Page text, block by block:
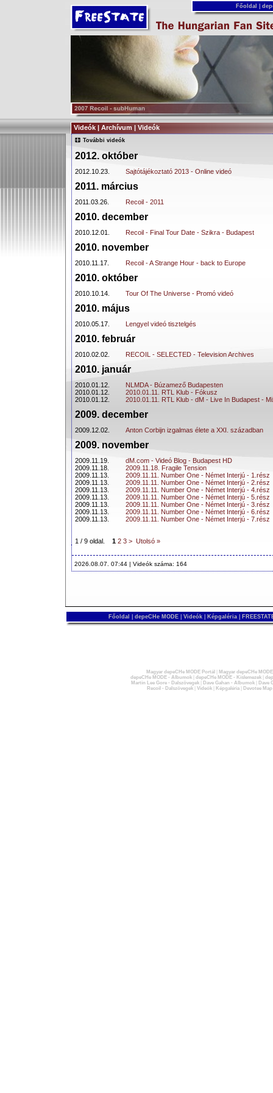
Főoldal
Videók | Archívum | Videók
További videók
2012. október
2012.10.23. Sajtótájékoztató 2013 - Online videó
2011. március
2011.03.26. Recoil - 2011
2010. december
2010.12.01. Recoil - Final Tour Date - Szikra - Budapest
2010. november
2010.11.17. Recoil - A Strange Hour - back to Europe
2010. október
2010.10.14. Tour Of The Universe - Promó videó
2010. május
2010.05.17. Lengyel videó tisztelgés
2010. február
2010.02.02. RECOIL - SELECTED - Television Archives
2010. január
2010.01.12.
NLMDA - Búzamező Budapesten
2010.01.12.
2010.01.11. RTL Klub - Fókusz
2010.01.12.
2010.01.11. RTL Klub - dM - Live In Budapest -
2009. december
2009.12.02. Anton Corbijn izgalmas élete a XXI. században
2009. november
2009.11.19.
dM.com - Videó Blog - Budapest HD
2009.11.18.
2009.11.18. Fragile Tension
2009.11.13.
2009.11.11. Number One - Német Interjú - 1.rész
2009.11.13.
2009.11.11. Number One - Német Interjú - 2.rész
2009.11.13.
2009.11.11. Number One - Német Interjú - 4.rész
2009.11.13.
2009.11.11. Number One - Német Interjú - 5.rész
2009.11.13.
2009.11.11. Number One - Német Interjú - 3.rész
2009.11.13.
2009.11.11. Number One - Német Interjú - 6.rész
2009.11.13.
2009.11.11. Number One - Német Interjú - 7.rész
1 / 9 oldal. 1 2 3 > Utolsó »
2026.08.07. 07:44 | Videók száma: 164
Főoldal depeCHe MODE Videók Képgaléria
Magyar depeCHe MODE Portál
Magyar depeCHe
depeCHe MODE - Albumok| depeCHe MODE - Kislemezek|
Martin Lee Gore - Dalszövegek| Dave Gahan - Albumok|
Dave
Recoil - Dalszövegek| Videók| Képgaléria| Devotee Map